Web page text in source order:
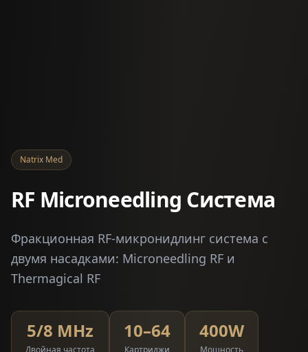
Natrix Med
RF Microneedling Система
Фракционная RF-микронидлинг система с
двумя насадками: Microneedling RF и
Thermagical RF
5/8 MHz 10–64 400W